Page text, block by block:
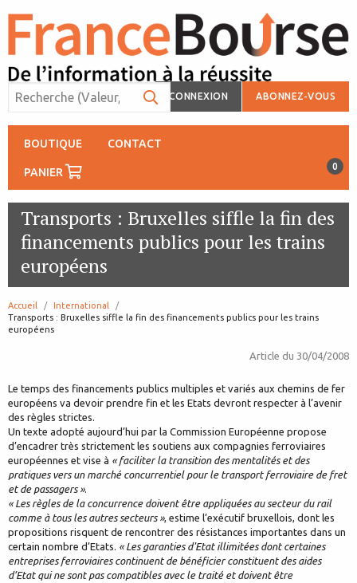
CONNEXION ABONNEZ-VOUS
BOUTIQUE CONTACT
PANIER 0
Transports : Bruxelles siffle la fin des
financements publics pour les trains
européens
Accueil
International
page:
Transports : Bruxelles siffle la fin des financements publics pour les trains
européens
Article du 30/04/2008
Le temps des financements publics multiples et variés aux chemins de fer
européens va devoir prendre fin et les Etats devront respecter à l’avenir
des règles strictes.
Un texte adopté aujourd’hui par la Commission Européenne propose
d’encadrer très strictement les soutiens aux compagnies ferroviaires
européennes et vise à « faciliter la transition des mentalités et des
pratiques vers un marché concurrentiel pour le transport ferroviaire de fret
et de passagers ».
« Les règles de la concurrence doivent être appliquées au secteur du rail
comme à tous les autres secteurs », estime l’exécutif bruxellois, dont les
propositions risquent de rencontrer des résistances importantes dans un
certain nombre d’Etats. « Les garanties d'Etat illimitées dont certaines
entreprises ferroviaires continuent de bénéficier constituent des aides
d’Etat qui ne sont pas compatibles avec le traité et doivent être